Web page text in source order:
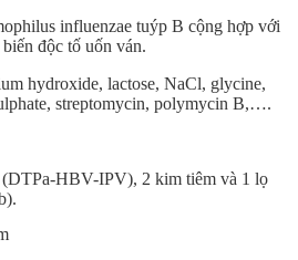
influenzae tuýp B cộng hợp với
độc tố uốn ván.
hydroxide, lactose, NaCl, glycine,
streptomycin, polymycin B,….
HBV-IPV), 2 kim tiêm và 1 lọ